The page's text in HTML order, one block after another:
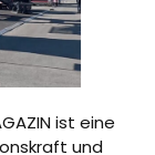
ist eine
und